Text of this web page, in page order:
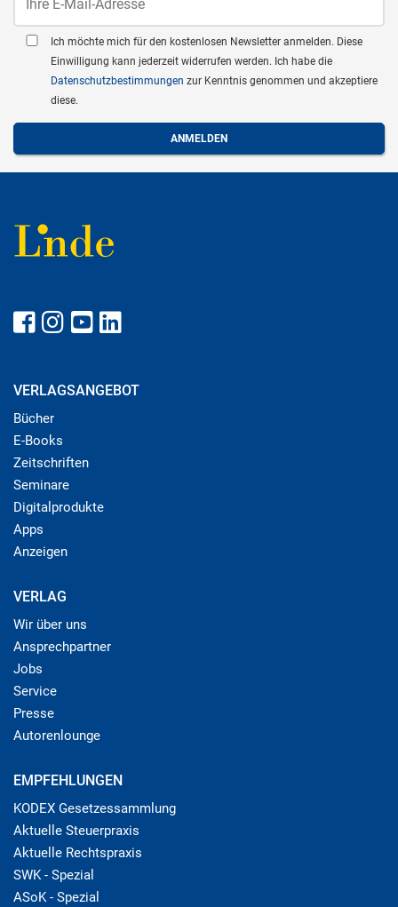
Ich möchte mich für den kostenlosen Newsletter anmelden. Diese
Einwilligung kann jederzeit widerrufen werden. Ich habe die
Datenschutzbestimmungen zur Kenntnis genommen und akzeptiere
diese.
VERLAGSANGEBOT
Bücher
E-Books
Zeitschriften
Seminare
Digitalprodukte
Apps
Anzeigen
VERLAG
Wir über uns
Ansprechpartner
Jobs
Service
Presse
Autorenlounge
EMPFEHLUNGEN
KODEX Gesetzessammlung
Aktuelle Steuerpraxis
Aktuelle Rechtspraxis
SWK - Spezial
ASoK - Spezial